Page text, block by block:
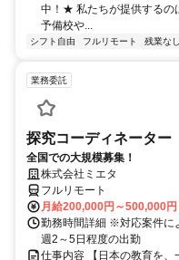
中！★ 私たちが提供するの
予備校や...
シフト自由 フルリモート 残業なし
業務委託
探究コーディネーター
全国での大規模募集！
株式会社ミエタ
フルリモート
月給200,000円～500,000円
勤務時間詳細 ※対応案件に
週2～5日程度の出勤
仕事内容 【日本の教育を、